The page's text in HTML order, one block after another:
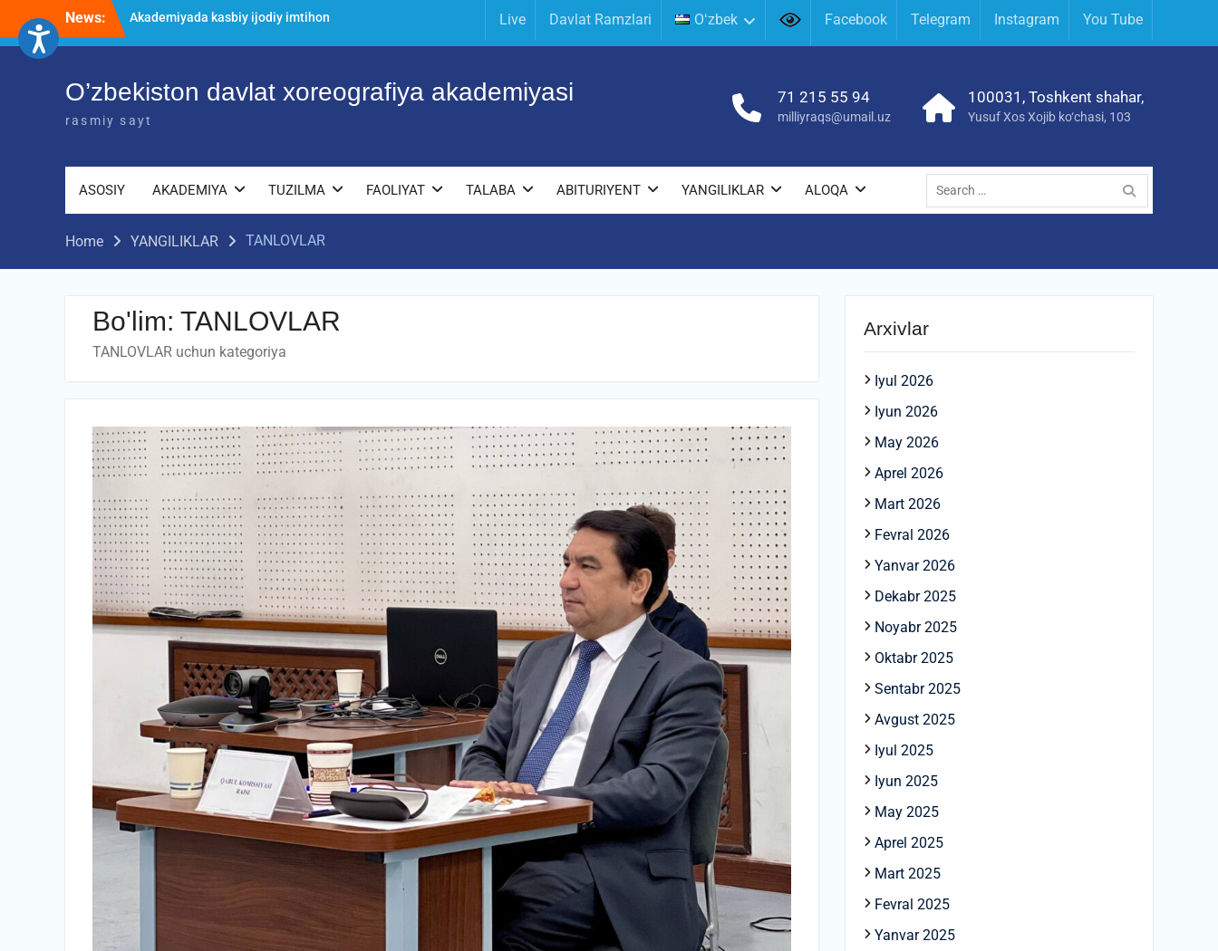
content
News:
O’ZBEKISTON DAVLAT XOREOGRAFIYA
Akademiyada kasbiy ijodiy imtihon
Live Davlat Ramzlari Oʻzbek Facebook Telegram Instagram You Tube
O’zbekiston davlat xoreografiya akademiyasi
rasmiy sayt
71 215 55 94
milliyraqs@umail.uz
100031, Toshkent shahar,
Yusuf Xos Xojib ko‘chasi, 103
ASOSIY AKADEMIYA TUZILMA FAOLIYAT TALABA ABITURIYENT YANGILIKLAR ALOQA
Search
for:
Home YANGILIKLAR TANLOVLAR
Bo'lim: TANLOVLAR
TANLOVLAR uchun kategoriya
Arxivlar
Iyul 2026
Iyun 2026
May 2026
Aprel 2026
Mart 2026
Fevral 2026
Yanvar 2026
Dekabr 2025
Noyabr 2025
Oktabr 2025
Sentabr 2025
Avgust 2025
Iyul 2025
Iyun 2025
May 2025
Aprel 2025
Mart 2025
Fevral 2025
Yanvar 2025